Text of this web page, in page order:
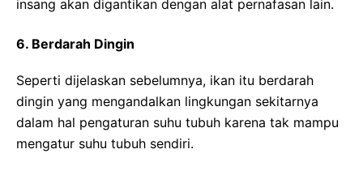
insang akan digantikan dengan alat pernafasan lain.
6. Berdarah Dingin
Seperti dijelaskan sebelumnya, ikan itu berdarah
dingin yang mengandalkan lingkungan sekitarnya
dalam hal pengaturan suhu tubuh karena tak mampu
mengatur suhu tubuh sendiri.